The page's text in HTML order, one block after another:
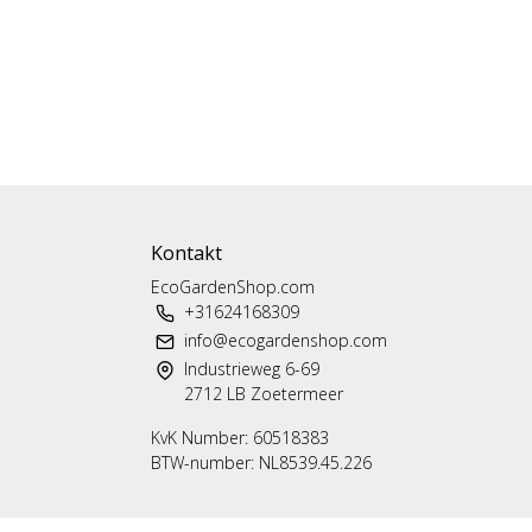
Kontakt
EcoGardenShop.com
+31624168309
info@ecogardenshop.com
Industrieweg 6-69
2712 LB Zoetermeer
KvK Number: 60518383
BTW-number: NL8539.45.226